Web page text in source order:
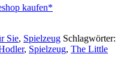
kaufen*
Sie, Spielzeug Schlagwörter:
, Spielzeug, The Little